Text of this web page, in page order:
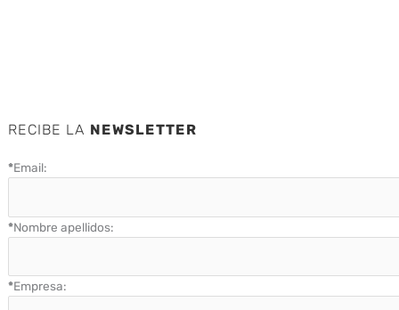
RECIBE LA NEWSLETTER
*Email:
*Nombre apellidos:
*Empresa: